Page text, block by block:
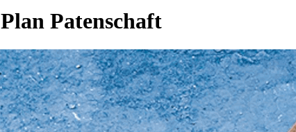
Plan Patenschaft